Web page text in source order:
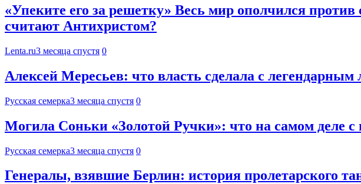
«Упеките его за решетку» Весь мир ополчился против
считают Антихристом?
Lenta.ru3 месяца спустя 0
Алексей Мересьев: что власть сделала с легендарным
Русская семерка3 месяца спустя 0
Могила Соньки «Золотой Ручки»: что на самом деле с
Русская семерка3 месяца спустя 0
Генералы, взявшие Берлин: история пролетарского